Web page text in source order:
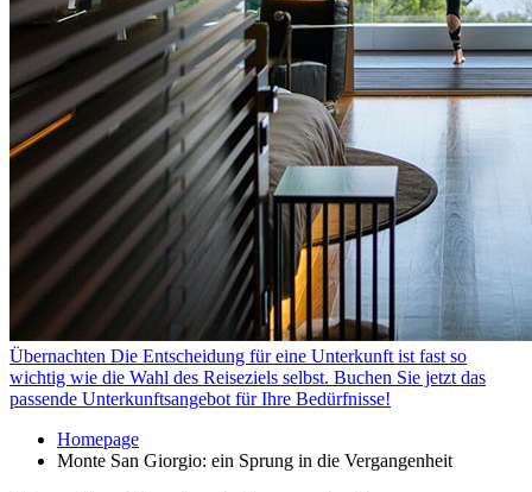
Übernachten Die Entscheidung für eine Unterkunft ist fast so
wichtig wie die Wahl des Reiseziels selbst. Buchen Sie jetzt das
passende Unterkunftsangebot für Ihre Bedürfnisse!
Homepage
Monte San Giorgio: ein Sprung in die Vergangenheit